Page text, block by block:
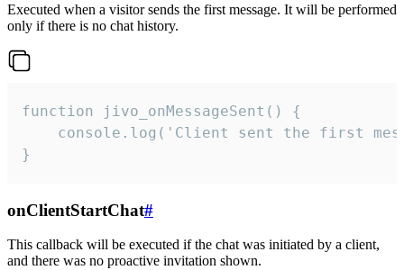
Executed when a visitor sends the first message. It will be performed
only if there is no chat history.
function jivo_onMessageSent() {
console.log('Client sent the first
}
onClientStartChat#
This callback will be executed if the chat was initiated by a client,
and there was no proactive invitation shown.